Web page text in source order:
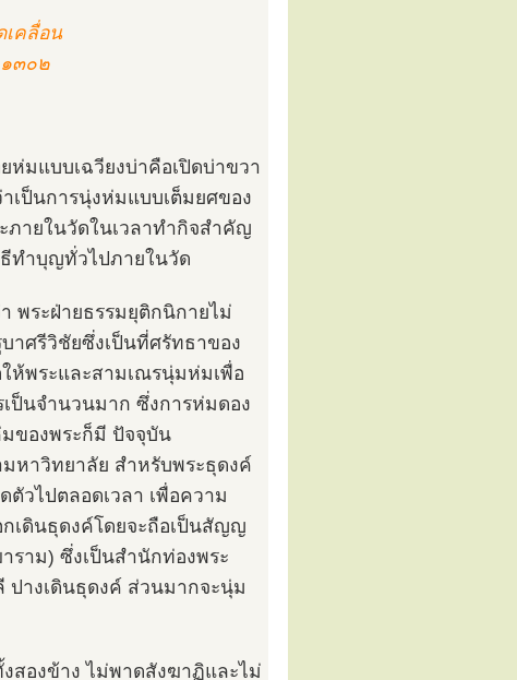
เคลื่อน
๓๐๒
มแบบเฉวียงบ่าคือเปิดบ่าขวา
เป็นการนุ่งห่มแบบเต็มยศของ
ภายในวัดในเวลาทำกิจสำคัญ
ธีทำบุญทั่วไปภายในวัด
พระฝ่ายธรรมยุติกนิกายไม่
าศรีวิชัยซึ่งเป็นที่ศรัทธาของ
ห้พระและสามเณรนุ่มห่มเพื่อ
เป็นจำนวนมาก ซึ่งการห่มดอง
ของพระก็มี ปัจจุบัน
หาวิทยาลัย สำหรับพระธุดงค์
ตัวไปตลอดเวลา เพื่อความ
เดินธุดงค์โดยจะถือเป็นสัญญ
าม) ซึ่งเป็นสำนักท่องพระ
างเดินธุดงค์ ส่วนมากจะนุ่ม
สองข้าง ไม่พาดสังฆาฏิและไม่